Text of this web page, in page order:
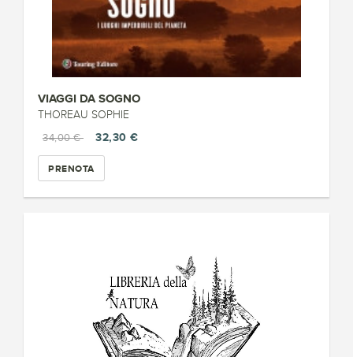
VIAGGI DA SOGNO
THOREAU SOPHIE
34,00 €
32,30 €
PRENOTA